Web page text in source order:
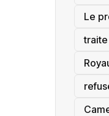
Le
traite